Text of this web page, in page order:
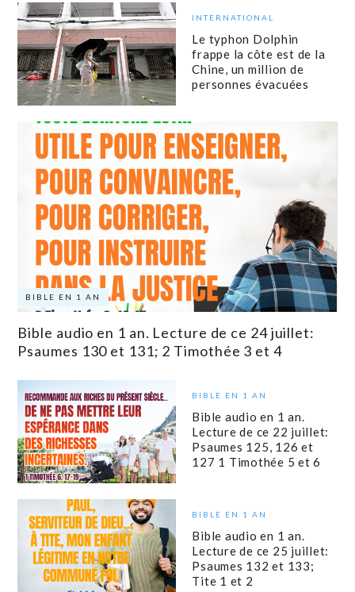
INTERNATIONAL
Le typhon Dolphin
frappe la côte est de la
Chine, un million de
personnes évacuées
BIBLE EN 1 AN
Bible audio en 1 an. Lecture de ce 24 juillet:
Psaumes 130 et 131; 2 Timothée 3 et 4
BIBLE EN 1 AN
Bible audio en 1 an.
Lecture de ce 22 juillet:
Psaumes 125, 126 et
127 1 Timothée 5 et 6
BIBLE EN 1 AN
Bible audio en 1 an.
Lecture de ce 25 juillet:
Psaumes 132 et 133;
Tite 1 et 2